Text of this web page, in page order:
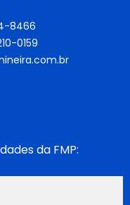
8466
0159
da FMP: